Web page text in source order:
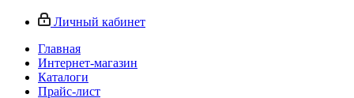
Личный кабинет
Главная
Интернет-магазин
Каталоги
Прайс-лист